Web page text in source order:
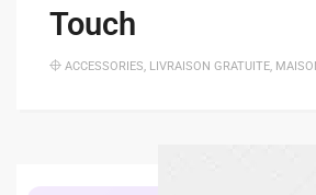
Touch
ACCESSORIES, LIVRAISON GRATUITE,